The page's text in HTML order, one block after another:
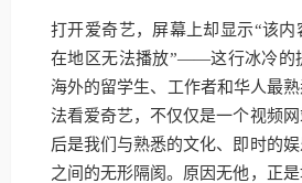
打开爱奇艺，屏幕上却显示“该
在地区无法播放”——这行冰冷的
海外的留学生、工作者和华人最
法看爱奇艺，不仅仅是一个视频
后是我们与熟悉的文化、即时的
之间的无形隔阂。原因无他，正